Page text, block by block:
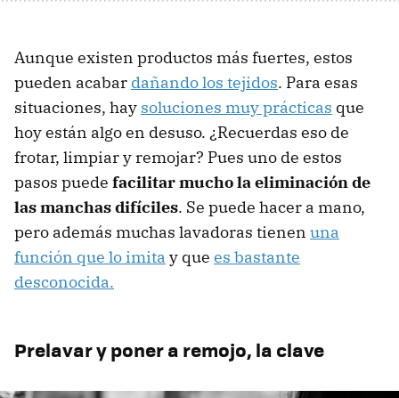
Aunque existen productos más fuertes, estos
pueden acabar dañando los tejidos. Para esas
situaciones, hay soluciones muy prácticas que
hoy están algo en desuso. ¿Recuerdas eso de
frotar, limpiar y remojar? Pues uno de estos
pasos puede facilitar mucho la eliminación de
las manchas difíciles. Se puede hacer a mano,
pero además muchas lavadoras tienen una
función que lo imita y que es bastante
desconocida.
Prelavar y poner a remojo, la clave